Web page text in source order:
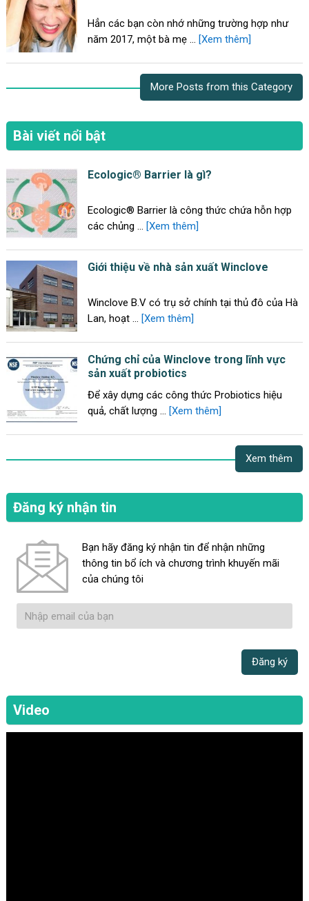
Hẳn các bạn còn nhớ những trường hợp như
năm 2017, một bà mẹ … [Xem thêm]
More Posts from this Category
Bài viết nổi bật
Ecologic® Barrier là gì?
Ecologic® Barrier là công thức chứa hỗn hợp
các chủng … [Xem thêm]
Giới thiệu về nhà sản xuất Winclove
Winclove B.V có trụ sở chính tại thủ đô của Hà
Lan, hoạt … [Xem thêm]
Chứng chỉ của Winclove trong lĩnh vực
sản xuất probiotics
Để xây dựng các công thức Probiotics hiệu
quả, chất lượng … [Xem thêm]
Xem thêm
Đăng ký nhận tin
Bạn hãy đăng ký nhận tin để nhận những
thông tin bổ ích và chương trình khuyến mãi
của chúng tôi
Video